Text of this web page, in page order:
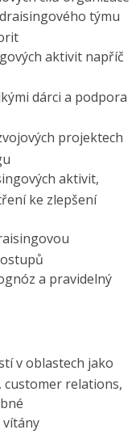
týmu
aktivit napříč
dárci a podpora
projektech
aktivit,
ke zlepšení
a pravidelný
v oblastech jako
relations,
vítány